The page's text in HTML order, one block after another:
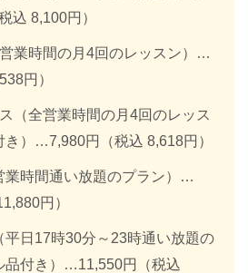
込 8,100円）
業時間の月4回のレッスン）…
円）
（全営業時間の月4回のレッス
き）…7,980円（税込 8,618円）
業時間通い放題のプラン）…
円）
平日17時30分～23時通い放題の
品付き）…11,550円（税込